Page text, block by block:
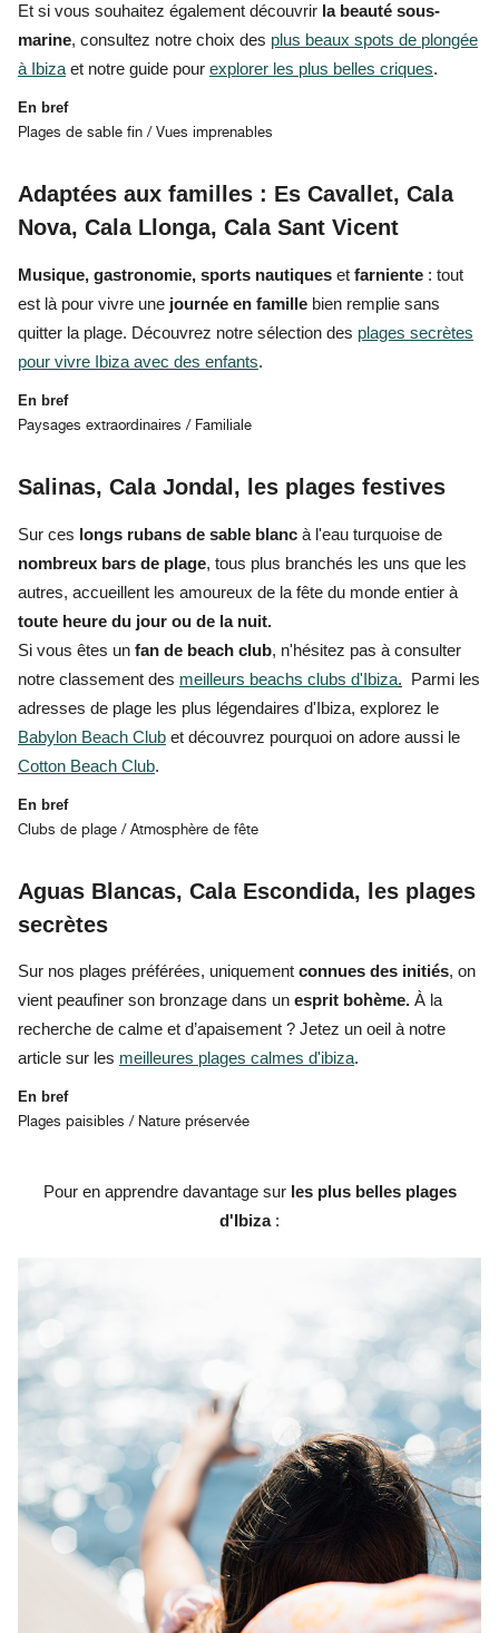
Et si vous souhaitez également découvrir la beauté sous-
marine, consultez notre choix des plus beaux spots de plongée
à Ibiza et notre guide pour explorer les plus belles criques.
En bref
Plages de sable fin / Vues imprenables
Adaptées aux familles : Es Cavallet, Cala
Nova, Cala Llonga, Cala Sant Vicent
Musique, gastronomie, sports nautiques et farniente : tout
est là pour vivre une journée en famille bien remplie sans
quitter la plage. Découvrez notre sélection des plages secrètes
pour vivre Ibiza avec des enfants.
En bref
Paysages extraordinaires / Familiale
Salinas, Cala Jondal, les plages festives
Sur ces longs rubans de sable blanc à l'eau turquoise de
nombreux bars de plage, tous plus branchés les uns que les
autres, accueillent les amoureux de la fête du monde entier à
toute heure du jour ou de la nuit.
Si vous êtes un fan de beach club, n'hésitez pas à consulter
notre classement des meilleurs beachs clubs d'Ibiza. Parmi les
adresses de plage les plus légendaires d'Ibiza, explorez le
Babylon Beach Club et découvrez pourquoi on adore aussi le
Cotton Beach Club.
En bref
Clubs de plage / Atmosphère de fête
Aguas Blancas, Cala Escondida, les plages
secrètes
Sur nos plages préférées, uniquement connues des initiés, on
vient peaufiner son bronzage dans un esprit bohème. À la
recherche de calme et d’apaisement ? Jetez un oeil à notre
article sur les meilleures plages calmes d'ibiza.
En bref
Plages paisibles / Nature préservée
Pour en apprendre davantage surles plus belles plages
d'Ibiza: